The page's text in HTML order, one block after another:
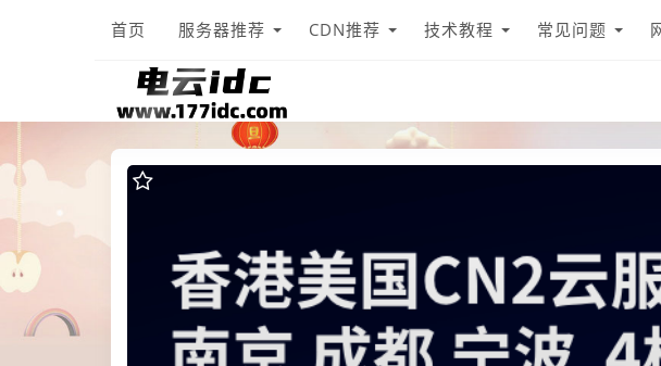
首页 服务器推荐 CDN推荐 技术教程 常见问题